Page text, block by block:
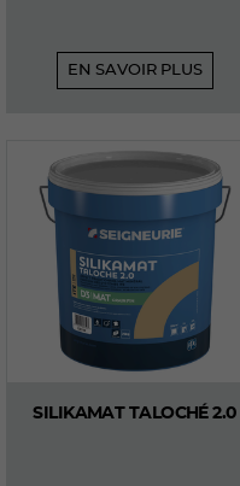
EN SAVOIR PLUS
SILIKAMAT TALOCHÉ 2.0